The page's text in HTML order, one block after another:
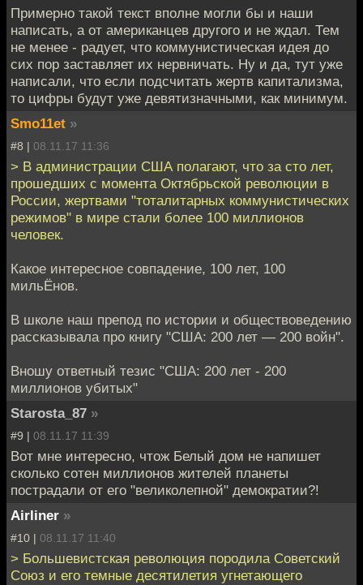
Примерно такой текст вполне могли бы и наши
написать, а от американцев другого и не ждал. Тем
не менее - радует, что коммунистическая идея до
сих пор заставляет их нервничать. Ну и да, тут уже
написали, что если подсчитать жертв капитализма,
то цифры будут уже девятизначными, как минимум.
Smo11et »
#8 | 08.11.17 11:36
> В администрации США полагают, что за сто лет,
прошедших с момента Октябрьской революции в
России, жертвами "тоталитарных коммунистических
режимов" в мире стали более 100 миллионов
человек.
Какое интересное совпадение, 100 лет, 100
мильЁнов.
В школе наш препод по истории и обществоведению
рассказывала про книгу "США: 200 лет — 200 войн".
Вношу ответный тезис "США: 200 лет - 200
миллионов убитых"
Starosta_87 »
#9 | 08.11.17 11:39
Вот мне интересно, чтож Белый дом не напишет
сколько сотен миллионов жителей планеты
пострадали от его "великолепной" демократии?!
Airliner »
#10 | 08.11.17 11:40
> Большевистская революция породила Советский
Союз и его темные десятилетия угнетающего